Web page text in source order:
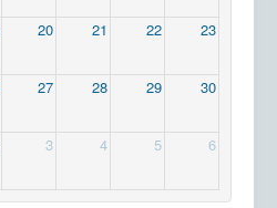
20 21 22 23
27 28 29 30
3 4 5 6